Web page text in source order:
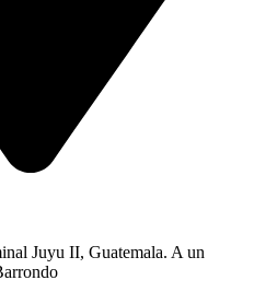
Juyu II, Guatemala. A un